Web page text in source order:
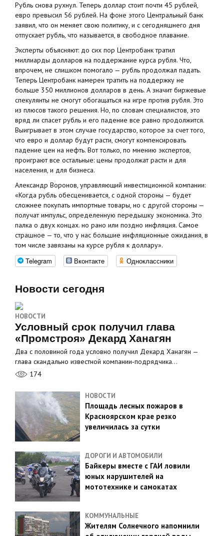
Рубль снова рухнул. Теперь доллар стоит почти 45 рублей,
евро превысил 56 рублей. На фоне этого Центральный банк
заявил, что он меняет свою политику, и с сегодняшнего дня
отпускает рубль, что называется, в свободное плавание.
Эксперты объясняют: до сих пор Центробанк тратил
миллиарды долларов на поддержание курса рубля. Что,
впрочем, не слишком помогало — рубль продолжал падать.
Теперь Центробанк намерен тратить на поддержку не
больше 350 миллионов долларов в день. А значит биржевые
спекулянты не смогут обогащаться на игре против рубля. Это
из плюсов такого решения. Но, по словам специалистов, это
вряд ли спасет рубль и его падение все равно продолжится.
Выигрывает в этом случае государство, которое за счет того,
что евро и доллар будут расти, смогут компенсировать
падение цен на нефть. Вот только, по мнению экспертов,
проиграют все остальные: цены продолжат расти и для
населения, и для бизнеса.
Александр Воронов, управляющий инвестиционной компании:
«Когда рубль обесценивается, с одной стороны — будет
сложнее покупать импортные товары, но с другой стороны —
получат импульс, определенную передышку экономика. Это
палка о двух концах. но рано или поздно инфляция. Самое
страшное — то, что у нас большие инфляционные ожидания, в
том числе завязаны на курсе рубля к доллару».
Telegram Вконтакте Одноклассники
Новости сегодня
НОВОСТИ
Условный срок получил глава
«Промстроя» Декард Ханагян
Два с половиной года условно получил Декард Ханагян —
глава скандально известной компании‑подрядчика…
174
НОВОСТИ
Площадь лесных пожаров в
Красноярском крае резко
увеличилась за сутки
ДОРОГИ И АВТОМОБИЛИ
Байкеры вместе с ГАИ ловили
юных нарушителей на
мототехнике и самокатах
КОММУНАЛЬНЫЕ
Жителям Солнечного напомнили